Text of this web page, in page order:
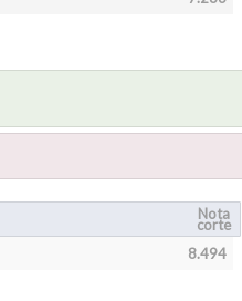
Nota
corte
8.494